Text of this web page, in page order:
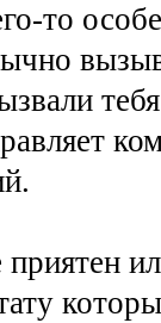
то
приятен